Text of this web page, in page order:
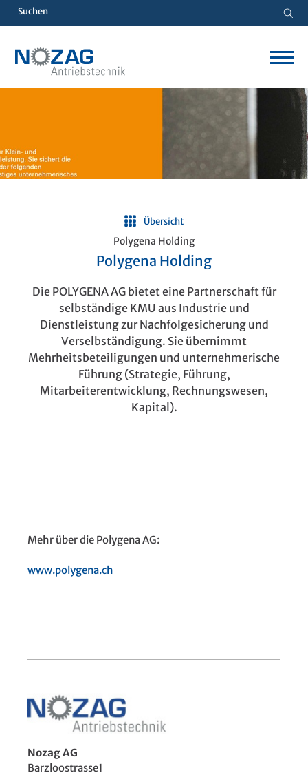
Übersicht
Polygena Holding
Polygena Holding
Die POLYGENA AG bietet eine Partnerschaft für
selbständige KMU aus Industrie und
Dienstleistung zur Nachfolgesicherung und
Verselbständigung. Sie übernimmt
Mehrheitsbeteiligungen und unternehmerische
Führung (Strategie, Führung,
Mitarbeiterentwicklung, Rechnungswesen,
Kapital).
Mehr über die Polygena AG:
www.polygena.ch
Nozag AG
Barzloostrasse1